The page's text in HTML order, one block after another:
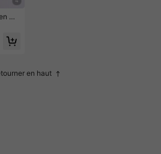
mo
à la
bo
fem
en haut